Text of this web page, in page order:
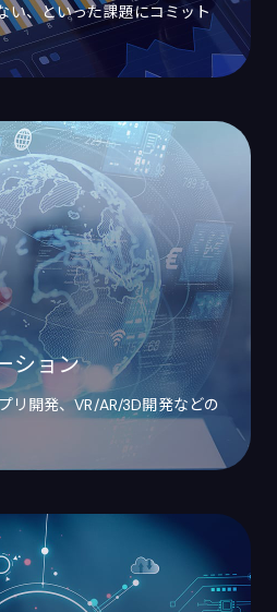
い、といった課題にコミット
ション
リ開発、VR/AR/3D開発などの